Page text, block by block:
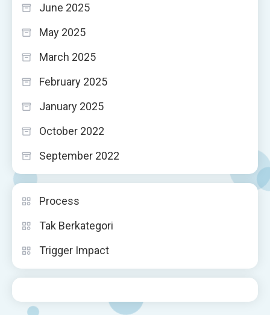
June 2025
May 2025
March 2025
February 2025
January 2025
October 2022
September 2022
Process
Tak Berkategori
Trigger Impact